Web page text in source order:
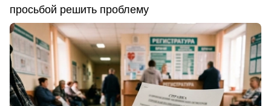
просьбой решить проблему